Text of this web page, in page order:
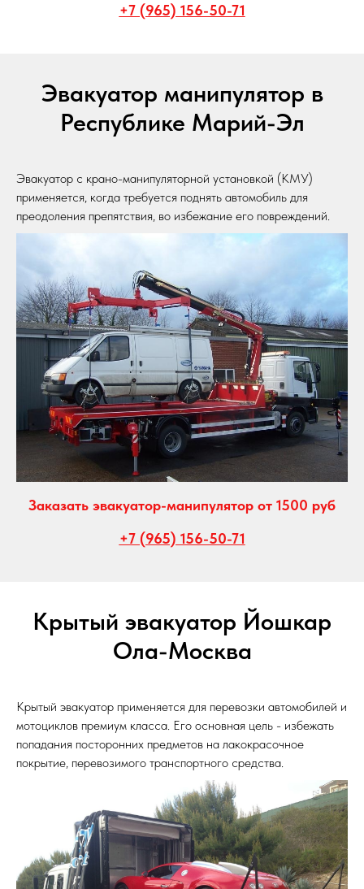
+7 (965) 156-50-71
Эвакуатор манипулятор в
Республике Марий-Эл
Эвакуатор с крано-манипуляторной установкой (КМУ)
применяется, когда требуется поднять автомобиль для
преодоления препятствия, во избежание его повреждений.
Заказать эвакуатор-манипулятор от 1500 руб
+7 (965) 156-50-71
Крытый эвакуатор Йошкар
Ола-Москва
Крытый эвакуатор применяется для перевозки автомобилей и
мотоциклов премиум класса. Его основная цель - избежать
попадания посторонних предметов на лакокрасочное
покрытие, перевозимого транспортного средства.